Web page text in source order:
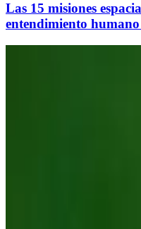
Las 15 misiones
entendimiento humano